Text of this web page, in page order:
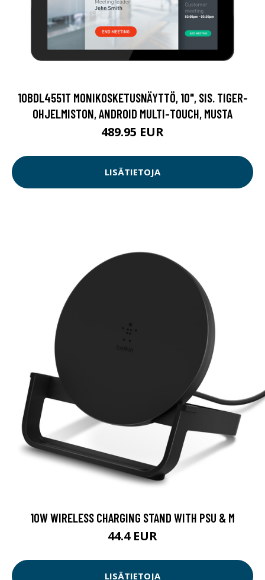
10BDL4551T MONIKOSKETUSNÄYTTÖ, 10", SIS. TIGER-
OHJELMISTON, ANDROID MULTI-TOUCH, MUSTA
489.95 EUR
LISÄTIETOJA
10W WIRELESS CHARGING STAND WITH PSU & M
44.4 EUR
LISÄTIETOJA